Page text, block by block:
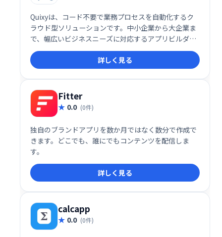
Quixyは、コード不要で業務プロセスを自動化するク
ラウド型ソリューションです。中小企業から大企業ま
で、幅広いビジネスニーズに対応するアプリビルダー
プラットフォームを提供します。会計・財務、人事、
法務など、様々な部門の業務効率化を支援する既製の
ワークフローやアプリケーションも用意。ビジネスプ
ロセスの合理化を実現し、生産性向上に貢献します。
詳しく見る
Fitter
0.0 (0件)
独自のブランドアプリを数か月ではなく数分で作成で
きます。どこでも、誰にでもコンテンツを配信しま
す。
詳しく見る
calcapp
0.0 (0件)